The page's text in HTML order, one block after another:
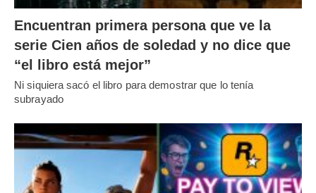
Encuentran primera persona que ve la
serie Cien años de soledad y no dice que
“el libro está mejor”
Ni siquiera sacó el libro para demostrar que lo tenía
subrayado